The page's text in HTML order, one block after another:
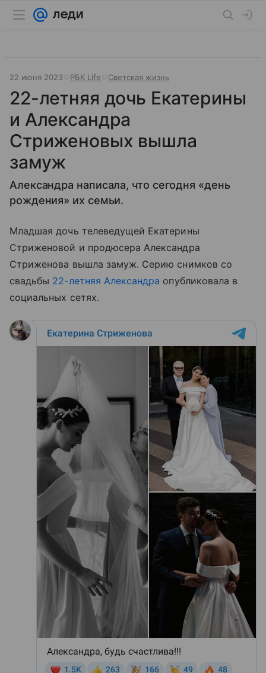
22 июня 2023 РБК Life Светская жизнь
22-летняя дочь Екатерины
и Александра
Стриженовых вышла
замуж
Александра написала, что сегодня «день
рождения» их семьи.
Младшая дочь телеведущей Екатерины
Стриженовой и продюсера Александра
Стриженова вышла замуж. Серию снимков со
свадьбы 22-летняя Александра опубликовала в
социальных сетях.